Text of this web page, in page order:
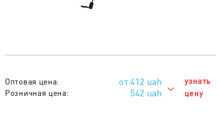
Оптовая цена: 412 uah
Розничная цена: 542 uah
узнать
цену